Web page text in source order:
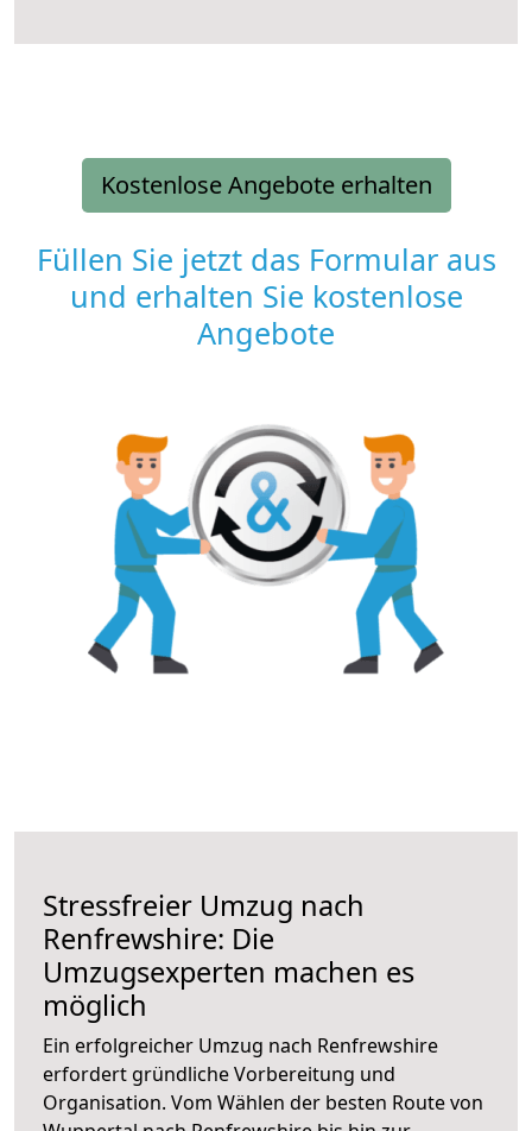
Kostenlose Angebote erhalten
Füllen Sie jetzt das Formular aus
und erhalten Sie kostenlose
Angebote
Stressfreier Umzug nach
Renfrewshire: Die
Umzugsexperten machen es
möglich
Ein erfolgreicher Umzug nach Renfrewshire
erfordert gründliche Vorbereitung und
Organisation. Vom Wählen der besten Route von